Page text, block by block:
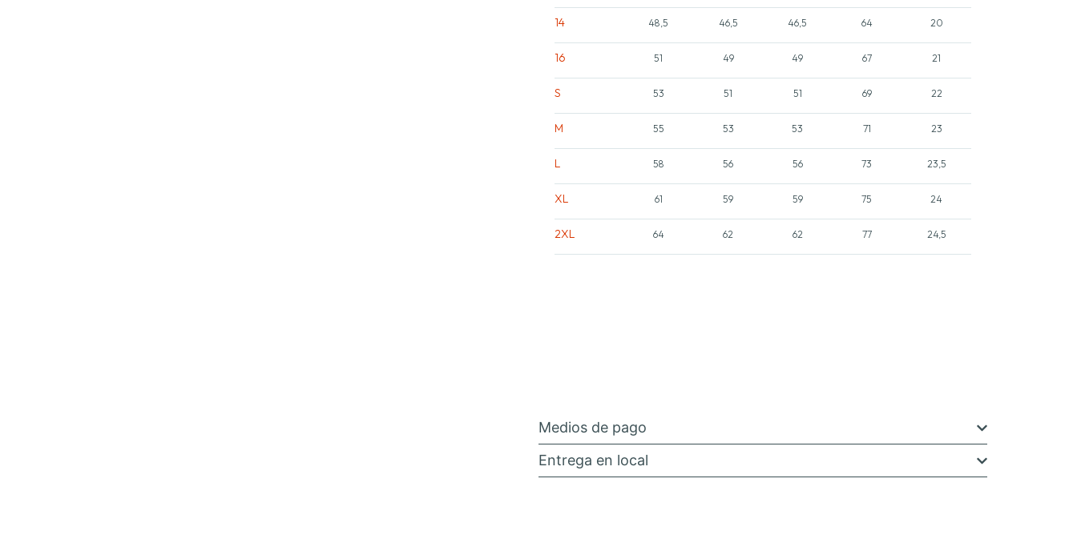
14 48,5 46,5 46,5 64 20
16 51 49 49 67 21
S 53 51 51 69 22
M 55 53 53 71 23
L 58 56 56 73 23,5
XL 61 59 59 75 24
2XL 64 62 62 77 24,5
Medios de pago
Entrega en local